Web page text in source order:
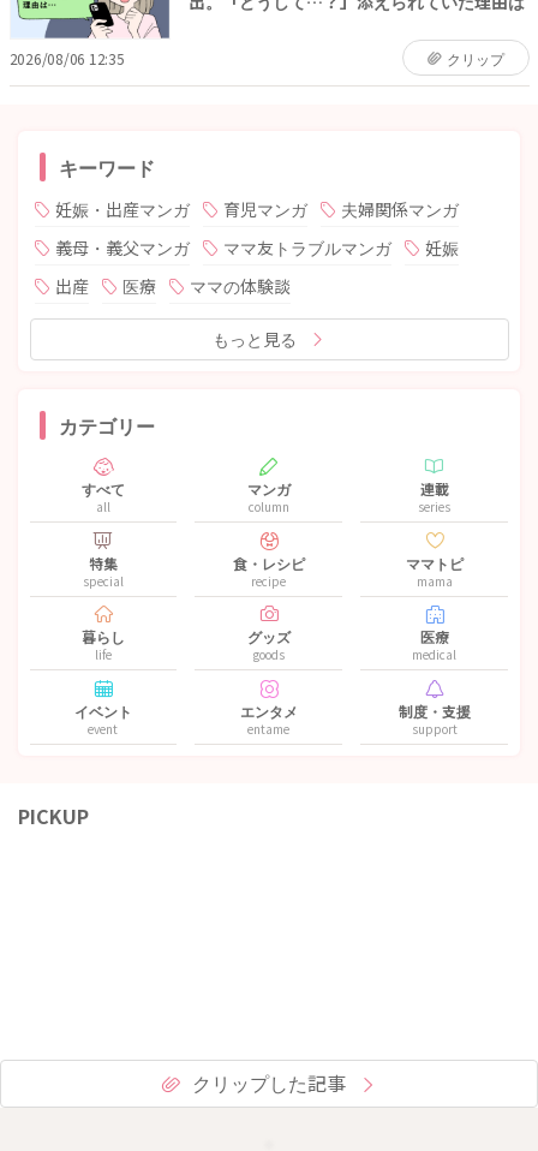
2026/08/06 12:35 クリップ
キーワード
妊娠・出産マンガ 育児マンガ
夫婦関係マンガ
義母・義父マンガ
ママ友トラブルマンガ
妊娠
出産
医療 ママの体験談
もっと見る
カテゴリー
すべて
all
マンガ
column
連載
series
特集
special
食・レシピ
recipe
ママトピ
mama
暮らし
life
グッズ
goods
医療
medical
イベント
event
エンタメ
entame
制度・支援
support
PICKUP
クリップした記事